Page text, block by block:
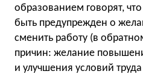
образованием говорят,
быть предупрежден о
сменить работу (в
причин: желание
и улучшения условий